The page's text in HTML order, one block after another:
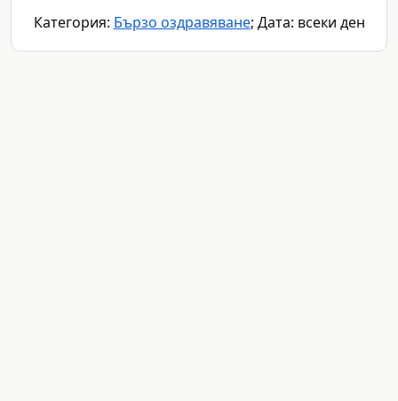
Категория: Бързо оздравяване; Дата: всеки ден